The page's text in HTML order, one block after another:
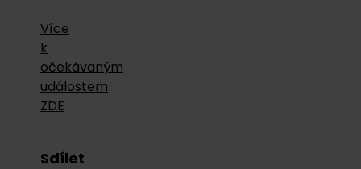
Více
k
očekávaným
událostem
ZDE
Sdílet